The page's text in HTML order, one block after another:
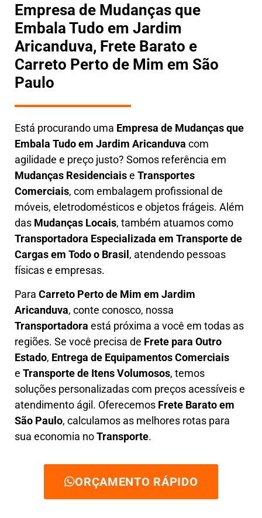
Empresa de Mudanças que
Embala Tudo em Jardim
Aricanduva, Frete Barato e
Carreto Perto de Mim em São
Paulo
Está procurando uma Empresa de Mudanças que
Embala Tudo em Jardim Aricanduva com
agilidade e preço justo? Somos referência em
Mudanças Residenciaise Transportes
Comerciais, com embalagem profissional de
móveis, eletrodomésticos e objetos frágeis. Além
das Mudanças Locais, também atuamos como
Transportadora Especializada em Transporte de
Cargas em Todo o Brasil, atendendo pessoas
físicas e empresas.
Para Carreto Perto de Mim em Jardim
Aricanduva, conte conosco, nossa
Transportadora está próxima a você em todas as
regiões. Se você precisa de Frete para Outro
Estado, Entrega de Equipamentos Comerciais
e Transporte de Itens Volumosos, temos
soluções personalizadas com preços acessíveis e
atendimento ágil . Oferecemos Frete Baratoem
São Paulo, calculamos as melhores rotas para
sua economia noTransporte.
ORÇAMENTO RÁPIDO